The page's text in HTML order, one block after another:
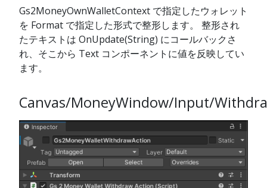
Gs2MoneyOwnWalletContext で指定したウォレット
を Format で指定した形式で整形します。 整形され
たテキストは OnUpdate(String) にコールバックさ
れ、そこから Text コンポーネントに値を反映してい
ます。
Canvas/MoneyWindow/Input/